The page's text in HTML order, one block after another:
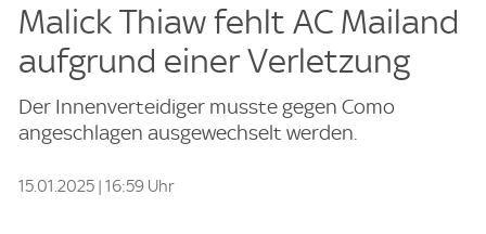
Malick Thiaw fehlt AC Mailand
aufgrund einer Verletzung
Der Innenverteidiger musste gegen Como
angeschlagen ausgewechselt werden.
15.01.2025 | 16:59 Uhr